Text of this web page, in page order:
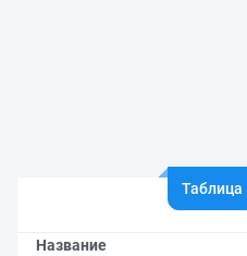
Таблица
Название